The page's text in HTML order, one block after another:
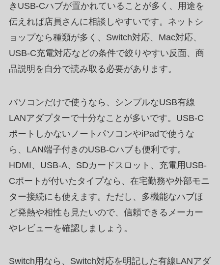
きUSB-Cハブが置かれていることが多く、用途を
伝えれば店員さんに相談しやすいです。ネットシ
ョップなら種類が多く、Switch対応、Mac対応、
USB-C充電対応などの条件で絞りやすい反面、商
品説明を自分で読み取る必要があります。
パソコンだけで使うなら、シンプルなUSB有線
LANアダプターで十分なことが多いです。USB-C
ポートしかないノートパソコンやiPadで使うな
ら、LAN端子付きのUSB-Cハブも便利です。
HDMI、USB-A、SDカードスロット、充電用USB-
Cポートが付いたタイプなら、在宅勤務や外部モニ
ター接続にも使えます。ただし、多機能なハブほ
ど発熱や相性も見たいので、信頼できるメーカー
やレビューを確認しましょう。
Switch用なら、Switch対応を明記した有線LANアダ